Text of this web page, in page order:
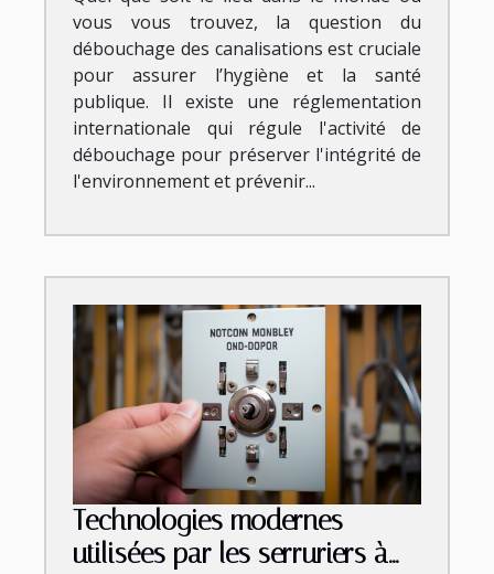
vous vous trouvez, la question du
débouchage des canalisations est cruciale
pour assurer l’hygiène et la santé
publique. Il existe une réglementation
internationale qui régule l'activité de
débouchage pour préserver l'intégrité de
l'environnement et prévenir...
Technologies modernes
utilisées par les serruriers à